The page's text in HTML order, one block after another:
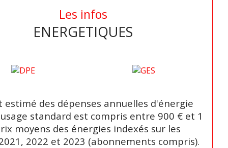
Les infos
ENERGETIQUES
estimé des dépenses annuelles d'énergie
standard est compris entre 900 € et 1
moyens des énergies indexés sur les
2022 et 2023 (abonnements compris).